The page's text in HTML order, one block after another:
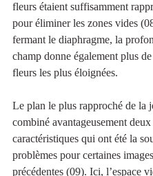
fleurs étaient suffisamment
pour éliminer les zones vides
fermant le diaphragme, la
champ donne également plus
fleurs les plus éloignées.
Le plan le plus rapproché de la
combiné avantageusement deux
caractéristiques qui ont été la
problèmes pour certaines images
précédentes (09). Ici, l’espace